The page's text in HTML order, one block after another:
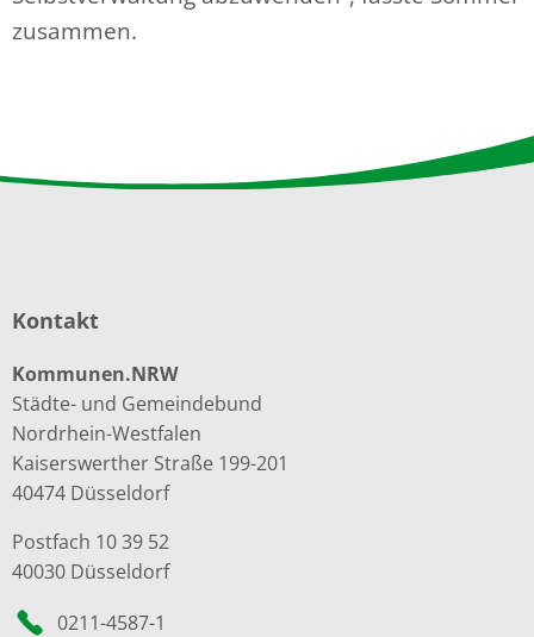
zusammen.
Kontakt
Kommunen.NRW
Städte- und Gemeindebund
Nordrhein-Westfalen
Kaiserswerther Straße 199-201
40474 Düsseldorf
Postfach 10 39 52
40030 Düsseldorf
0211-4587-1